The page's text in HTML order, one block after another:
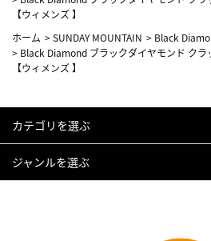
【ウィメンズ 】
ホーム >SUNDAY MOUNTAIN > Black
> Black Diamond ブラックダイヤモンド クラ
【ウィメンズ 】
カテゴリを選ぶ
ジャンルを選ぶ